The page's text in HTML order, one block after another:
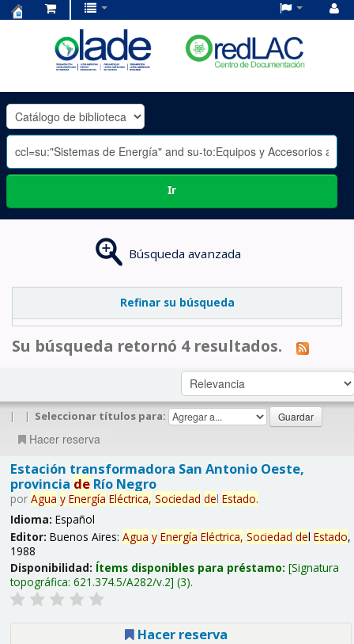
OLADE
-
Ir
Búsqueda avanzada
Refinar su búsqueda
Su búsqueda retornó 4 resultados.
| | Seleccionar títulos para:
Hacer reserva
Estación transformadora San Antonio Oeste,
provincia deRío Negro
por Agua y Energía Eléctrica, Sociedad del Estado.
Idioma: Español
Editor: Buenos Aires: Agua y Energía Eléctrica, Sociedad del Estado,
1988
Disponibilidad: Ítems disponibles para préstamo: Signatura
topográfica: 621.374.5/A282/v.2 (3).
Hacer reserva